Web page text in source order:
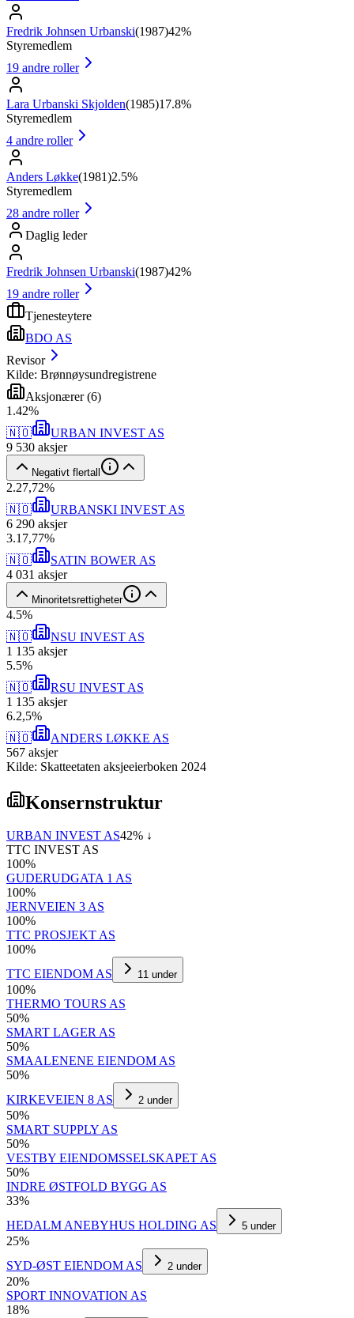
Fredrik Johnsen Urbanski(1987)42%
Styremedlem
19 andre roller
Lara Urbanski Skjolden(1985)17.8%
Styremedlem
4 andre roller
Anders Løkke(1981)2.5%
Styremedlem
28 andre roller
Daglig leder
Fredrik Johnsen Urbanski(1987)42%
19 andre roller
Tjenesteytere
BDO AS
Revisor
Kilde: Brønnøysundregistrene
Aksjonærer(6)
1 .42%
🇳🇴
URBAN INVEST AS
9 530 aksjer
Negativt flertall
2.27,72%
🇳🇴
URBANSKI INVEST AS
6 290 aksjer
3.17,77%
🇳🇴
SATIN BOWER AS
4 031 aksjer
Minoritetsrettigheter
4.5%
🇳🇴
NSU INVEST AS
1 135 aksjer
5.5%
🇳🇴
RSU INVEST AS
1 135 aksjer
6.2,5%
🇳🇴
ANDERS LØKKE AS
567 aksjer
Kilde: Skatteetaten aksjeeierboken 2024
Konsernstruktur
URBAN INVEST AS42% ↓
TTC INVEST AS
100%
GUDERUDGATA 1 AS
100%
JERNVEIEN 3 AS
100%
TTC PROSJEKT AS
100%
TTC EIENDOM AS
11 under
100%
THERMO TOURS AS
50%
SMART LAGER AS
50%
SMAALENENE EIENDOM AS
50%
KIRKEVEIEN 8 AS
2 under
50%
SMART SUPPLY AS
50%
VESTBY EIENDOMSSELSKAPET AS
50%
INDRE ØSTFOLD BYGG AS
33%
HEDALM ANEBYHUS HOLDING AS
5 under
25%
SYD-ØST EIENDOM AS
2 under
20%
SPORT INNOVATION AS
18%